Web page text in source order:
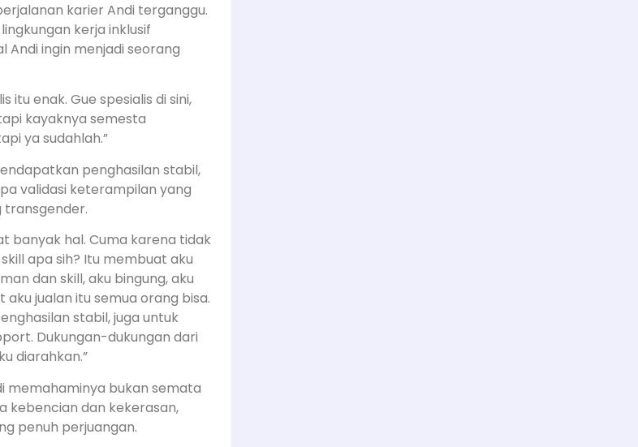
karier Andi terganggu.
kerja inklusif
ingin menjadi seorang
itu enak. Gue spesialis di sini,
kayaknya semesta
ya sudahlah.”
penghasilan stabil,
validasi keterampilan yang
transgender.
banyak hal. Cuma karena tidak
apa sih? Itu membuat aku
dan skill, aku bingung, aku
jualan itu semua orang bisa.
stabil, juga untuk
Dukungan-dukungan dari
diarahkan.”
memahaminya bukan semata
kebencian dan kekerasan,
penuh perjuangan.